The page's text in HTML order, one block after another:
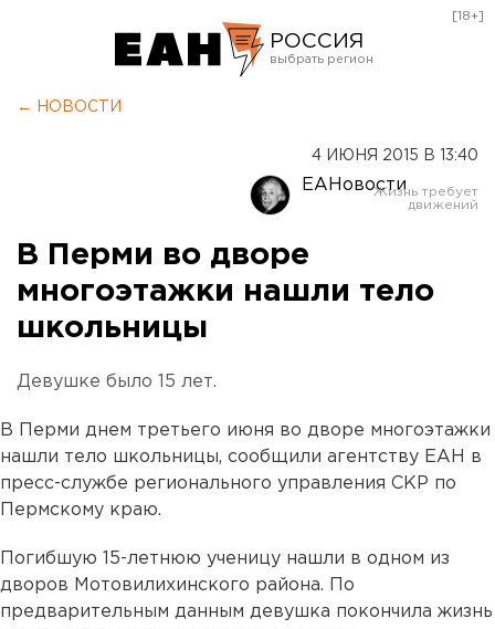
РОССИЯ
Оренбург
[18+]
← НОВОСТИ
4 ИЮНЯ 2015 В 13:40
ЕАНовости
В Перми во дворе
многоэтажки нашли тело
школьницы
Девушке было 15 лет.
В Перми днем третьего июня во дворе многоэтажки
нашли тело школьницы, сообщили агентству ЕАН в
пресс-службе регионального управления СКР по
Пермскому краю.
Погибшую 15-летнюю ученицу нашли в одном из
дворов Мотовилихинского района. По
предварительным данным девушка покончила жизнь